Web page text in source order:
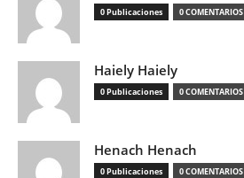
0 Publicaciones 0 COMENTARIOS
Haiely Haiely
0 Publicaciones 0 COMENTARIOS
Henach Henach
0 Publicaciones 0 COMENTARIOS